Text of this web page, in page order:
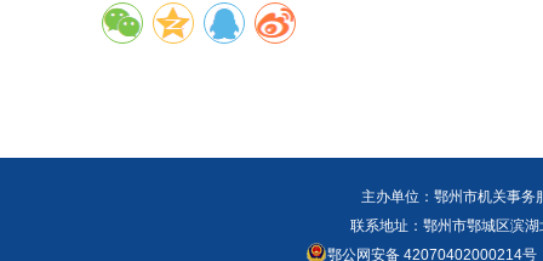
主办单位：鄂州市机关事
联系地址：鄂州市鄂城区滨
鄂公网安备 42070402000214号